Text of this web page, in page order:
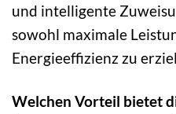
und intelligente
sowohl maximale
Energieeffizienz zu
Welchen Vorteil bietet